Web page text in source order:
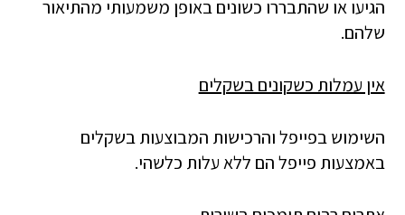
הגיעו או שהתבררו כשונים באופן משמעותי מהתיאור
שלהם.
אין עמלות כשקונים בשקלים
השימוש בפייפל והרכישות המבוצעות בשקלים
באמצעות פייפל הם ללא עלות כלשהי.